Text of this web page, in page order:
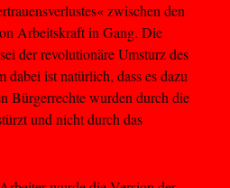
zwischen den
Arbeitskraft in Gang. Die
der revolutionäre Umsturz des
dabei ist natürlich, dass es dazu
Bürgerrechte wurden durch die
und nicht durch das